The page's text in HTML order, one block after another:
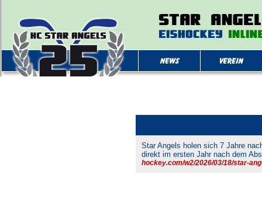
Star Angels holen sich 7 Jahre
direkt im ersten Jahr nach dem
hockey.com/w2/2026/03/18/star-